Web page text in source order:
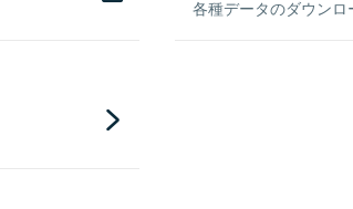
各種データのダウンロ